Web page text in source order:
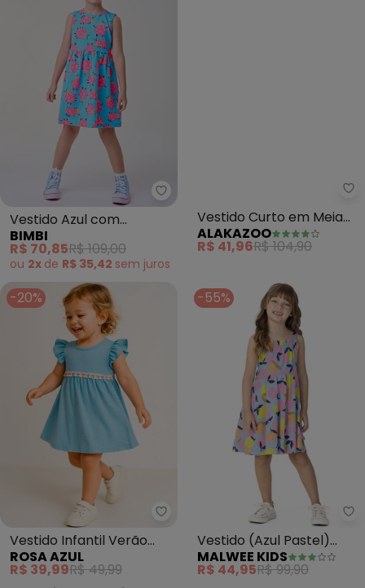
Bimbi - Vestido Azul com
Vestido Azul com
Joaninhas (Azul)
BIMBI
R$ 70,85R$ 109,00
ou 2x de R$ 35,42 sem juros
Vestido Curto em Meia
Malha Estampada (Azul)
ALAKAZOO
R$ 41,96R$ 104,90
-20%
Rosa Azul - Vestido Infantil
Vestido Infantil Verão
com Franjinha Iaia (Azul)
ROSA AZUL
R$ 39,99R$ 49,99
-55%
Vestido (Azul Pastel)
Godê Laranjas
MALWEE KIDS
R$ 44,95R$ 99,90